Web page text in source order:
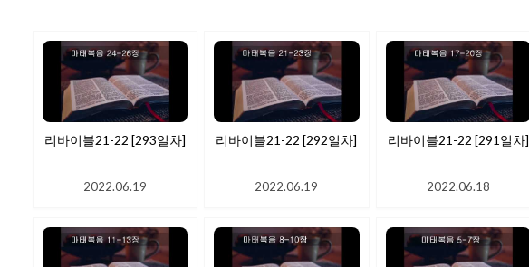
리바이블21-22 [293일차]
2022.06.19
리바이블21-22 [292일차]
2022.06.19
리바이블21-22 [291일차]
2022.06.18